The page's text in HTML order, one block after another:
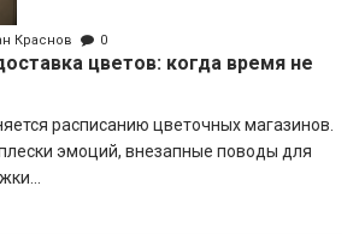
Краснов 0
цветов: когда время не
расписанию цветочных магазинов.
эмоций, внезапные поводы для